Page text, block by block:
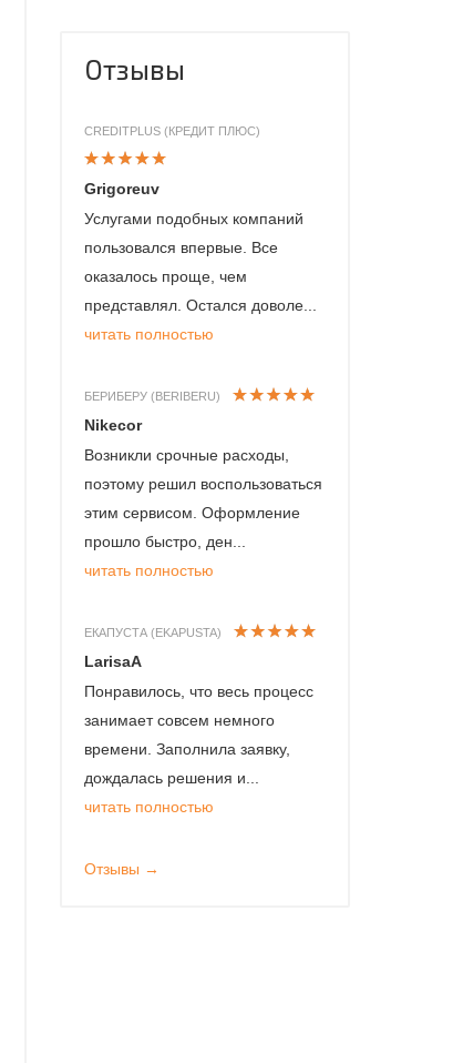
Отзывы
CREDITPLUS (КРЕДИТ ПЛЮС)
Grigoreuv
Услугами подобных компаний
пользовался впервые. Все
оказалось проще, чем
представлял. Остался доволе...
читать полностью
БЕРИБЕРУ (BERIBERU)
Nikecor
Возникли срочные расходы,
поэтому решил воспользоваться
этим сервисом. Оформление
прошло быстро, ден...
читать полностью
ЕКАПУСТА (EKAPUSTA)
LarisaA
Понравилось, что весь процесс
занимает совсем немного
времени. Заполнила заявку,
дождалась решения и...
читать полностью
Отзывы →